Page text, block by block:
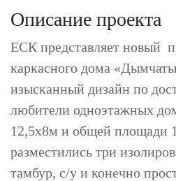
Описание проекта
ЕСК представляет новый
каркасного дома
изысканный дизайн по
любители одноэтажных
12,5х8м и общей площади
разместились три
тамбур, с/у и конечно